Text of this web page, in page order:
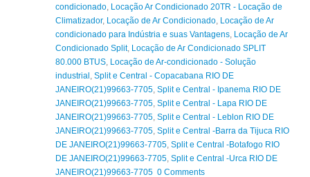
condicionado Locação Ar Condicionado 20TR - Locação de
Climatizador, Locação de Ar Condicionado Locação de Ar
condicionado para Indústria e suas Vantagens Locação de Ar
Condicionado Split, Locação de Ar Condicionado SPLIT
80.000 BTUS Locação de Ar-condicionado - Solução
industrial
Split e Central - Copacabana RIO DE
JANEIRO(21)99663-7705 Split e Central - Ipanema RIO DE
JANEIRO(21)99663-7705 Split e Central - Lapa RIO DE
JANEIRO(21)99663-7705 Split e Central - Leblon RIO DE
JANEIRO(21)99663-7705 Split e Central -Barra da Tijuca RIO
DE JANEIRO(21)99663-7705 Split e Central -Botafogo RIO
DE JANEIRO(21)99663-7705 Split e Central -Urca RIO DE
JANEIRO(21)99663-7705 0 Comments